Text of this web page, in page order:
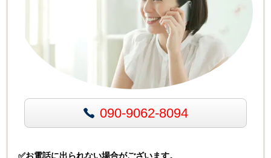
090-9062-8094
✅お電話に出られない場合がございます。